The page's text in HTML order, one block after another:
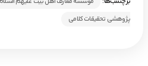
پژوهشی تحقیقات کلامی